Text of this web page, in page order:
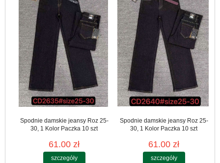
Spodnie damskie jeansy Roz 25-
30, 1 Kolor Paczka 10 szt
61.00 zł
szczegóły
Spodnie damskie jeansy Roz 25-
30, 1 Kolor Paczka 10 szt
61.00 zł
szczegóły